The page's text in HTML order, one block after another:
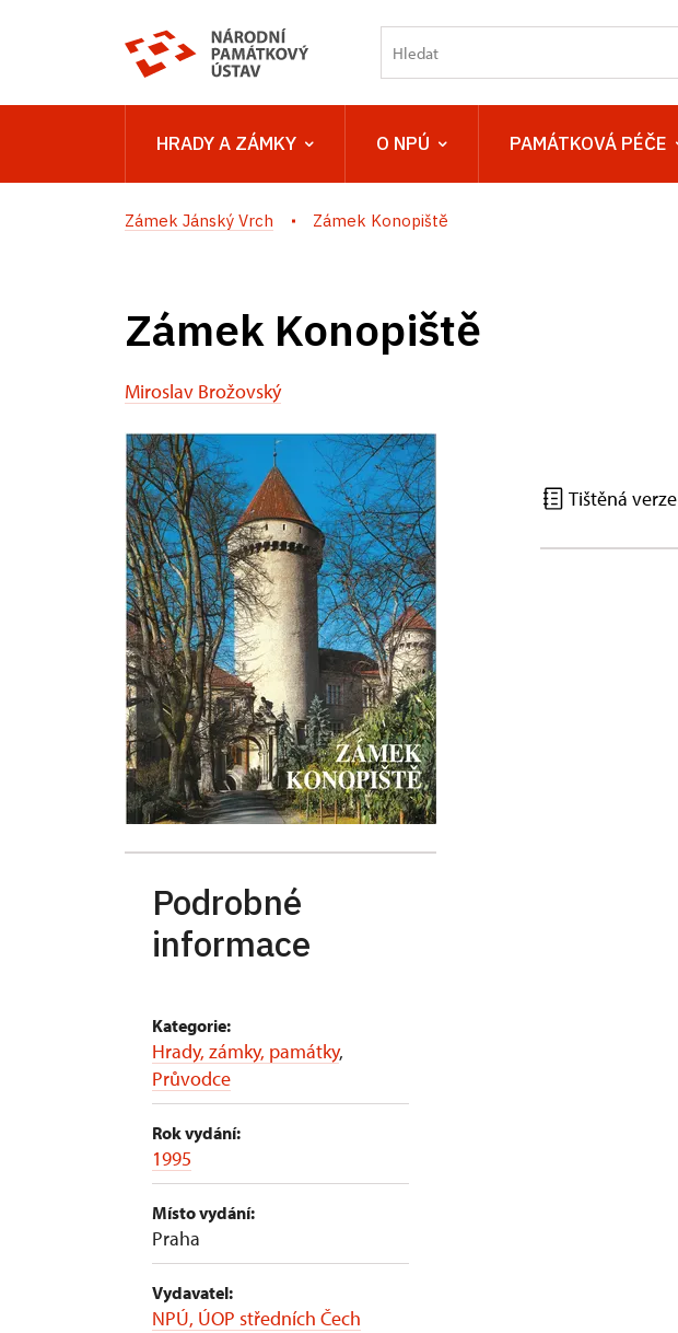
HRADY A ZÁMKY O NPÚ PAMÁTKOVÁ PÉČE
Zámek Jánský Vrch Zámek Konopiště
Zámek Konopiště
Miroslav Brožovský
Podrobné
informace
Kategorie:
Hrady, zámky, památky,
Průvodce
Rok vydání:
1995
Místo vydání:
Praha
Vydavatel:
NPÚ, ÚOP středních Čech
Tištěná verze